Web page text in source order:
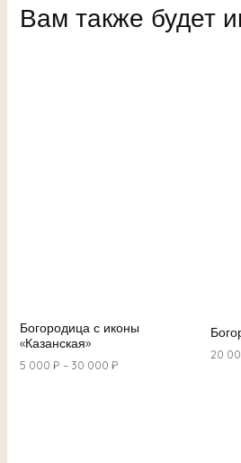
Вам также будет
Богородица с иконы
«Казанская»
5 000 ₽ –30 000 ₽
20